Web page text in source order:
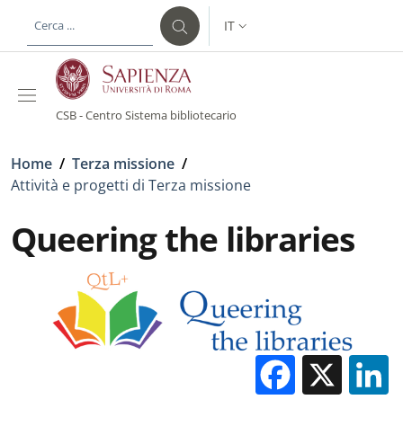
al contenuto principale
SELETTORE LINGUA:
IT
CSB - Centro Sistema bibliotecario
Briciole di pane
Home / Terza missione /
Attività e progetti di Terza missione
Queering the libraries
X